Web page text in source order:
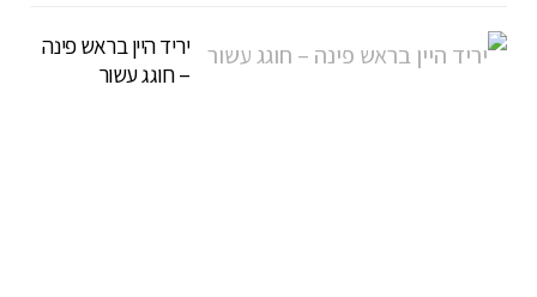
יריד היין בראש פינה
– חוגג עשור